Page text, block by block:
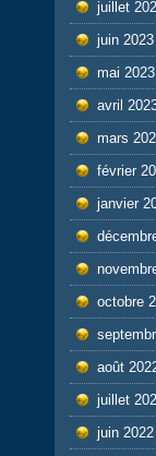
juillet
juin 2023
mai 2023
avril
mars
février
janvier
octobre
août
juillet
juin 2022